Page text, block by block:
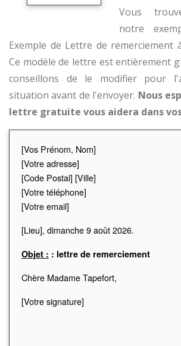
Vous
notre
Exemple de Lettre de remerciement
Ce modèle de lettre est entièrement
conseillons de le modifier pour
situation avant de l'envoyer. Nous
lettre gratuite vous aidera dans
[Vos Prénom, Nom]
[Votre adresse]
[Code Postal] [Ville]
[Votre téléphone]
[Votre email]
[Lieu], dimanche 9 août 2026.
Objet : : lettre de remerciement
Chère Madame Tapefort,
[Votre signature]